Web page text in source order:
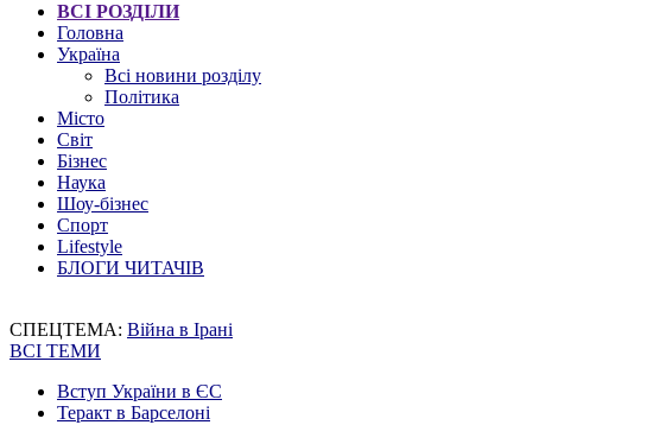
ВСІ РОЗДІЛИ
Головна
Україна
Всі новини розділу
Політика
Місто
Світ
Бізнес
Наука
Шоу-бізнес
Спорт
Lifestyle
БЛОГИ ЧИТАЧІВ
СПЕЦТЕМА: Війна в Ірані
ВСІ ТЕМИ
Вступ України в ЄС
Теракт в Барселоні